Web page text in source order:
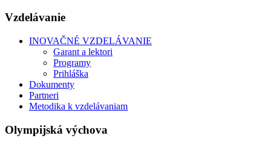
Vzdelávanie
INOVAČNÉ VZDELÁVANIE
Garant a lektori
Programy
Prihláška
Dokumenty
Partneri
Metodika k vzdelávaniam
Olympijská výchova